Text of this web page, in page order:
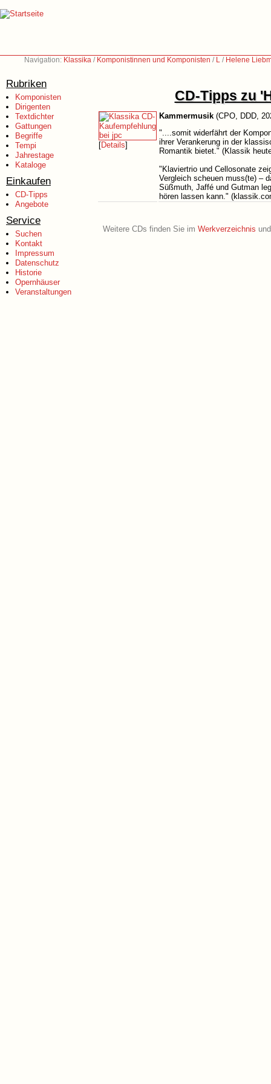
Navigation: Klassika / Komponistinnen und Komponisten / L / Helene
Rubriken
Komponisten
Dirigenten
Textdichter
Gattungen
Begriffe
Tempi
Jahrestage
Kataloge
Einkaufen
CD-Tipps
Angebote
Service
Suchen
Kontakt
Impressum
Datenschutz
Historie
Opernhäuser
Veranstaltungen
CD-Tipps zu
[Details]
Kammermusik (CPO, DDD,
"....somit widerfährt der
ihrer Verankerung in der
Romantik bietet." (Klassik
"Klaviertrio und Cellosonate
Vergleich scheuen muss(te) –
Süßmuth, Jaffé und Gutman
hören lassen kann."
Weitere CDs finden Sie im Werkverzeichnis